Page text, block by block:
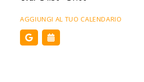
AGGIUNGI AL TUO CALENDARIO